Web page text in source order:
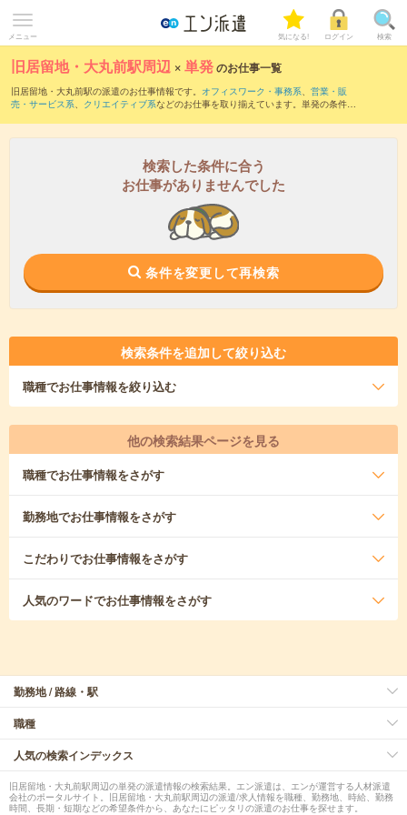
メニュー 気になる! ログイン 検索
旧居留地・大丸前駅周辺 ×単発のお仕事一覧
旧居留地・大丸前駅の派遣のお仕事情報です。 オフィスワーク・事務系、 営業・販
売・サービス系、 クリエイティブ系などのお仕事を取り揃えています。単発の条件の
検索した条件に合う
お仕事がありませんでした
条件を変更して再検索
検索条件を追加して絞り込む
職種でお仕事情報を絞り込む
他の検索結果ページを見る
職種でお仕事情報をさがす
勤務地でお仕事情報をさがす
こだわりでお仕事情報をさがす
人気のワードでお仕事情報をさがす
勤務地 / 路線・駅
職種
人気の検索インデックス
旧居留地・大丸前駅周辺の単発の派遣情報の検索結果。エン派遣は、エンが運営する人材派遣
会社のポータルサイト。旧居留地・大丸前駅周辺の派遣/求人情報を職種、勤務地、時給、勤務
時間、長期・短期などの希望条件から、あなたにピッタリの派遣のお仕事を探せます。